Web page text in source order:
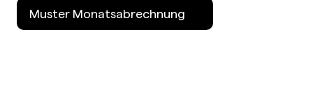
Muster Monatsabrechnung